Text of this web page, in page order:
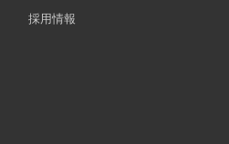
採用情報